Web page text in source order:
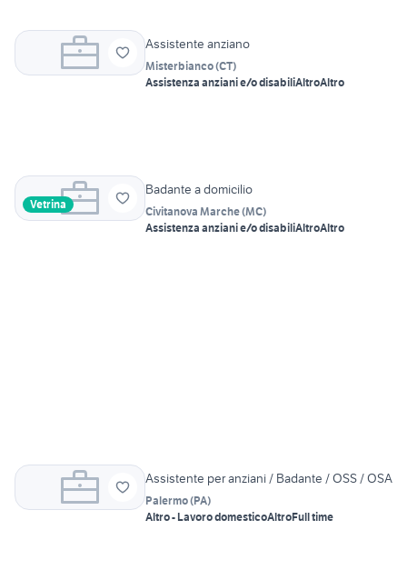
Assistente anziano
Misterbianco(CT)
Assistenza anziani e/o disabiliAltroAltro
Vetrina
Badante a domicilio
Civitanova Marche(MC)
Assistenza anziani e/o disabiliAltroAltro
Assistente per anziani / Badante / OSS / OSA
Palermo(PA)
Altro - Lavoro domesticoAltroFull time